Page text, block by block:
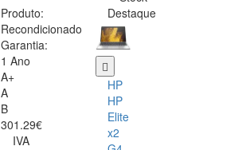
Produto:
Recondicionado
Garantia:
1 Ano
A+
A
B
301.29€
IVA
Destaque
HP
HP
Elite
x2